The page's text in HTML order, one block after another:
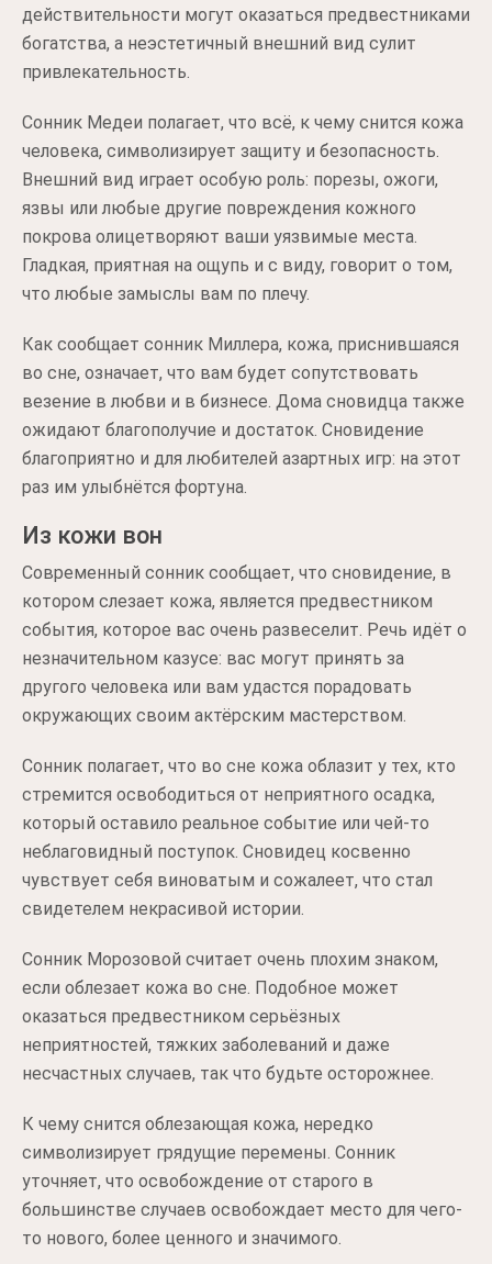
действительности могут оказаться предвестниками
богатства, а неэстетичный внешний вид сулит
привлекательность.
Сонник Медеи полагает, что всё, к чему снится кожа
человека, символизирует защиту и безопасность.
Внешний вид играет особую роль: порезы, ожоги,
язвы или любые другие повреждения кожного
покрова олицетворяют ваши уязвимые места.
Гладкая, приятная на ощупь и с виду, говорит о том,
что любые замыслы вам по плечу.
Как сообщает сонник Миллера, кожа, приснившаяся
во сне, означает, что вам будет сопутствовать
везение в любви и в бизнесе. Дома сновидца также
ожидают благополучие и достаток. Сновидение
благоприятно и для любителей азартных игр: на этот
раз им улыбнётся фортуна.
Из кожи вон
Современный сонник сообщает, что сновидение, в
котором слезает кожа, является предвестником
события, которое вас очень развеселит. Речь идёт о
незначительном казусе: вас могут принять за
другого человека или вам удастся порадовать
окружающих своим актёрским мастерством.
Сонник полагает, что во сне кожа облазит у тех, кто
стремится освободиться от неприятного осадка,
который оставило реальное событие или чей-то
неблаговидный поступок. Сновидец косвенно
чувствует себя виноватым и сожалеет, что стал
свидетелем некрасивой истории.
Сонник Морозовой считает очень плохим знаком,
если облезает кожа во сне. Подобное может
оказаться предвестником серьёзных
неприятностей, тяжких заболеваний и даже
несчастных случаев, так что будьте осторожнее.
К чему снится облезающая кожа, нередко
символизирует грядущие перемены. Сонник
уточняет, что освобождение от старого в
большинстве случаев освобождает место для чего-
то нового, более ценного и значимого.